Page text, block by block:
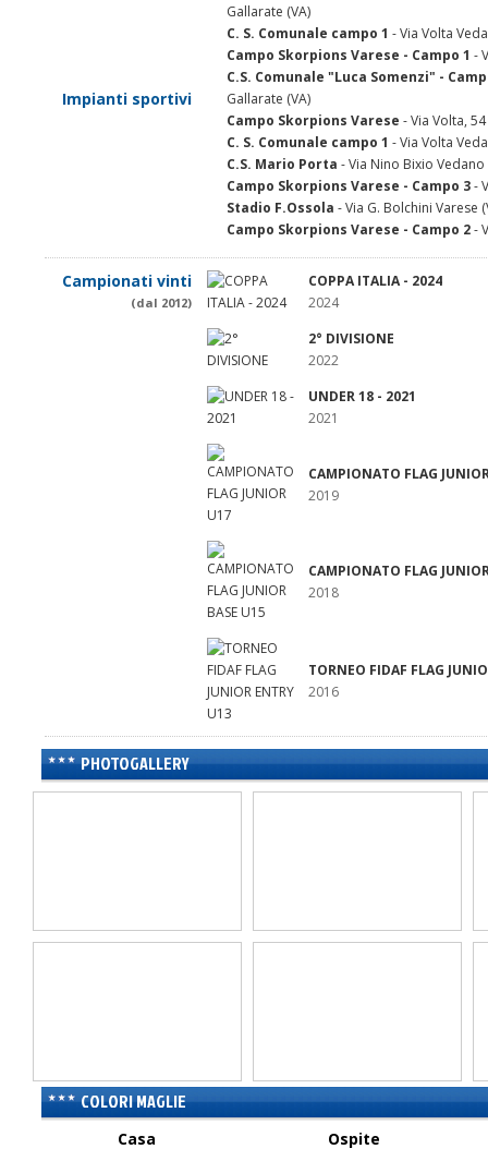
Impianti sportivi
Gallarate (VA)
C. S. Comunale campo 1 - Via Volta
Campo Skorpions Varese - Campo 1 -
C.S. Comunale "Luca Somenzi" -
Gallarate (VA)
Campo Skorpions Varese - Via Volta,
C. S. Comunale campo 1 - Via Volta
C.S. Mario Porta - Via Nino Bixio Vedano
Campo Skorpions Varese - Campo 3-
Stadio F.Ossola - Via G. Bolchini Varese
Campo Skorpions Varese - Campo 2-
Campionati vinti
(dal 2012)
COPPA ITALIA - 2024
2024
2° DIVISIONE
2022
UNDER 18 - 2021
2021
CAMPIONATO FLAG
2019
CAMPIONATO FLAG
2018
TORNEO FIDAF FLAG
2016
PHOTOGALLERY
COLORI MAGLIE
Casa Ospite